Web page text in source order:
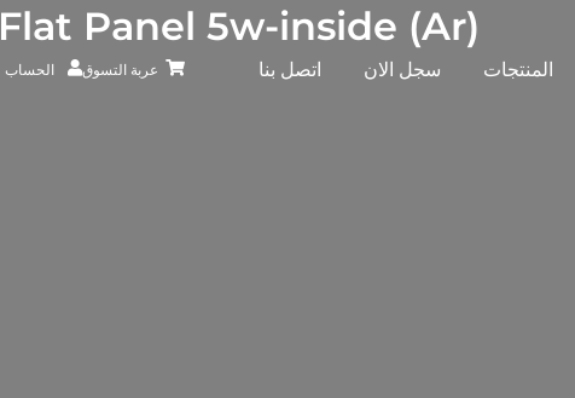
المنتجات سجل الان اتصل بنا عربة التسوق الحساب
Flat Panel 5w-inside (Ar)